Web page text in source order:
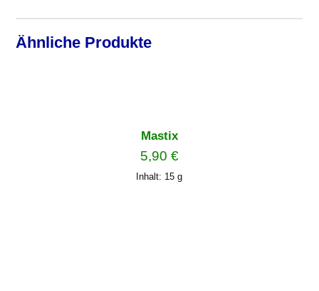
Ähnliche Produkte
Mastix
5,90 €
Inhalt: 15g